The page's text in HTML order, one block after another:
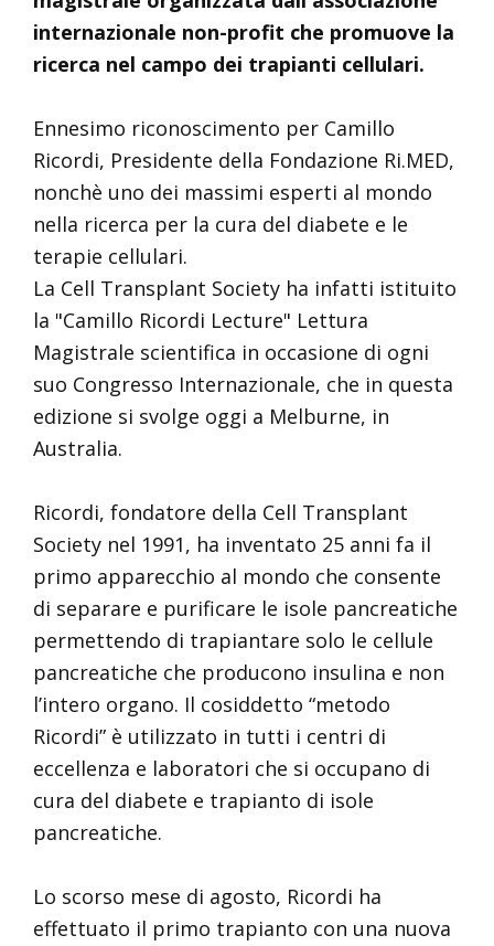
internazionale non-profit che promuove la
ricerca nel campo dei trapianti cellulari.
Ennesimo riconoscimento per Camillo
Ricordi, Presidente della Fondazione Ri.MED,
nonchè uno dei massimi esperti al mondo
nella ricerca per la cura del diabete e le
terapie cellulari.
La Cell Transplant Society ha infatti istituito
la "Camillo Ricordi Lecture" Lettura
Magistrale scientifica in occasione di ogni
suo Congresso Internazionale, che in questa
edizione si svolge oggi a Melburne, in
Australia.
Ricordi, fondatore della Cell Transplant
Society nel 1991, ha inventato 25 anni fa il
primo apparecchio al mondo che consente
di separare e purificare le isole pancreatiche
permettendo di trapiantare solo le cellule
pancreatiche che producono insulina e non
l’intero organo. Il cosiddetto “metodo
Ricordi” è utilizzato in tutti i centri di
eccellenza e laboratori che si occupano di
cura del diabete e trapianto di isole
pancreatiche.
Lo scorso mese di agosto, Ricordi ha
effettuato il primo trapianto con una nuova